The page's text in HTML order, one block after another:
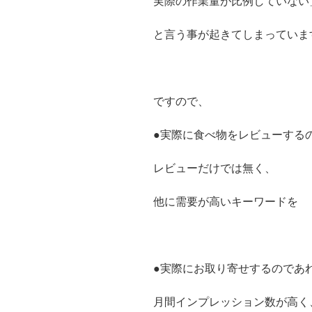
と言う事が起きてしまっていま
ですので、
●実際に食べ物をレビューする
レビューだけでは無く、
他に需要が高いキーワードを
●実際にお取り寄せするのであ
月間インプレッション数が高く